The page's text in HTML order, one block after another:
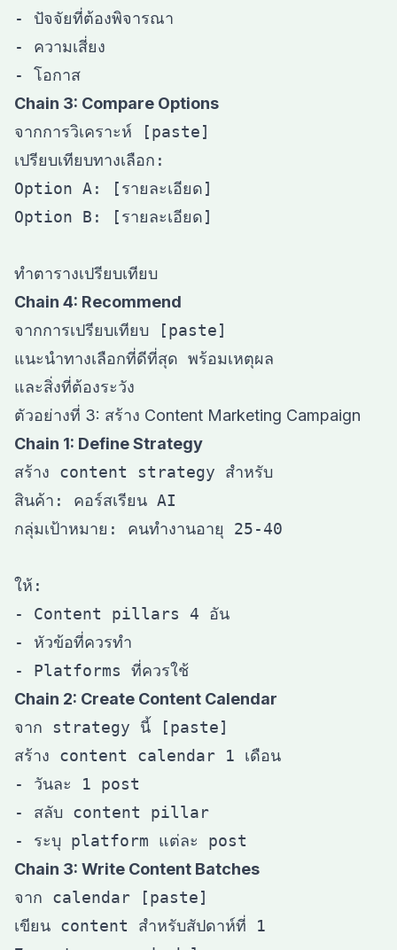
- ปัจจัยที่ต้องพิจารณา
- ความเสี่ยง
Chain 3: Compare Options
จากการวิเคราะห์ [paste]
เปรียบเทียบทางเลือก:
Option A: [รายละเอียด]
Option B: [รายละเอียด]
Chain 4: Recommend
จากการเปรียบเทียบ [paste]
แนะนำทางเลือกที่ดีที่สุด พร้อมเหตุผล
ตัวอย่างที่ 3: สร้าง Content Marketing Campaign
Chain 1: Define Strategy
สร้าง content strategy สำหรับ
สินค้า: คอร์สเรียน AI
กลุ่มเป้าหมาย: คนทำงานอายุ 25-40
ให้:
- Content pillars 4 อัน
- หัวข้อที่ควรทำ
Chain 2: Create Content Calendar
จาก strategy นี้ [paste]
สร้าง content calendar 1 เดือน
- วันละ 1 post
- สลับ content pillar
Chain 3: Write Content Batches
จาก calendar [paste]
เขียน content สำหรับสัปดาห์ที่ 1